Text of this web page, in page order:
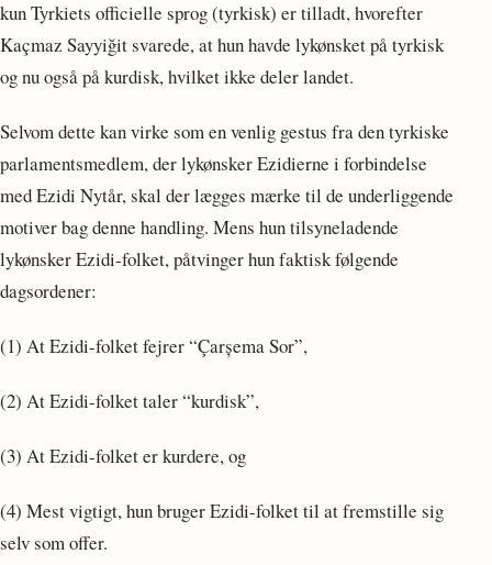
kun Tyrkiets officielle sprog (tyrkisk) er tilladt, hvorefter
Kaçmaz Sayyiğit svarede, at hun havde lykønsket på tyrkisk
og nu også på kurdisk, hvilket ikke deler landet.
Selvom dette kan virke som en venlig gestus fra den tyrkiske
parlamentsmedlem, der lykønsker Ezidierne i forbindelse
med Ezidi Nytår, skal der lægges mærke til de underliggende
motiver bag denne handling. Mens hun tilsyneladende
lykønsker Ezidi-folket, påtvinger hun faktisk følgende
dagsordener:
(1) At Ezidi-folket fejrer “Çarșema Sor”,
(2) At Ezidi-folket taler “kurdisk”,
(3) At Ezidi-folket er kurdere, og
(4) Mest vigtigt, hun bruger Ezidi-folket til at fremstille sig
selv som offer.